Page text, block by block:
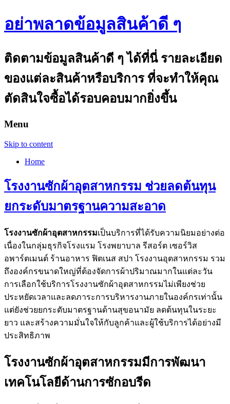
อย่าพลาดข้อมูลสินค้าดี ๆ
ติดตามข้อมูลสินค้าดี ๆ ได้ที่นี่ รายละเอียด
ของแต่ละสินค้าหรือบริการ ที่จะทำให้คุณ
ตัดสินใจซื้อได้รอบคอบมากยิ่งขึ้น
Menu
Skip to content
Home
โรงงานซักผ้าอุตสาหกรรม ช่วยลดต้นทุน
ยกระดับมาตรฐานความสะอาด
โรงงานซักผ้าอุตสาหกรรมเป็นบริการที่ได้รับความนิยมอย่างต่อ
เนื่องในกลุ่มธุรกิจโรงแรม โรงพยาบาล รีสอร์ต เซอร์วิส
อพาร์ตเมนต์ ร้านอาหาร ฟิตเนส สปา โรงงานอุตสาหกรรม รวม
ถึงองค์กรขนาดใหญ่ที่ต้องจัดการผ้าปริมาณมากในแต่ละวัน
การเลือกใช้บริการโรงงานซักผ้าอุตสาหกรรมไม่เพียงช่วย
ประหยัดเวลาและลดภาระการบริหารงานภายในองค์กรเท่านั้น
แต่ยังช่วยยกระดับมาตรฐานด้านสุขอนามัย ลดต้นทุนในระยะ
ยาว และสร้างความมั่นใจให้กับลูกค้าและผู้ใช้บริการได้อย่างมี
ประสิทธิภาพ
โรงงานซักผ้าอุตสาหกรรมมีการพัฒนา
เทคโนโลยีด้านการซักอบรีด